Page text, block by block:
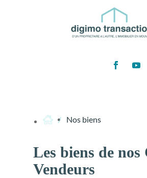
Nos biens
Les biens de nos
Vendeurs